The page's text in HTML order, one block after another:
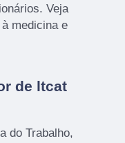
Veja
medicina e
de ltcat
do Trabalho,